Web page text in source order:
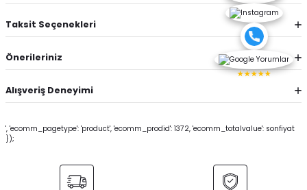
Taksit Seçenekleri
Önerileriniz
Alışveriş Deneyimi
', 'ecomm_pagetype': 'product', 'ecomm_prodid': 1372, 'ecomm_totalvalue': sonfiyat
});
★★★★★